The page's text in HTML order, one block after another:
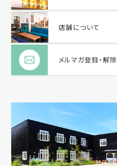
店舗について
メルマガ登録・解除